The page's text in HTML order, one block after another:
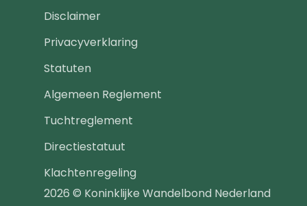
2026 © Koninklijke Wandelbond Nederland
Footer
navigatie
Disclaimer
Privacyverklaring
Statuten
Algemeen Reglement
Tuchtreglement
Directiestatuut
Klachtenregeling